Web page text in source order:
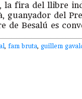
la fira del llibre
guanyador del
de Besalú es
, fam bruta, guillem